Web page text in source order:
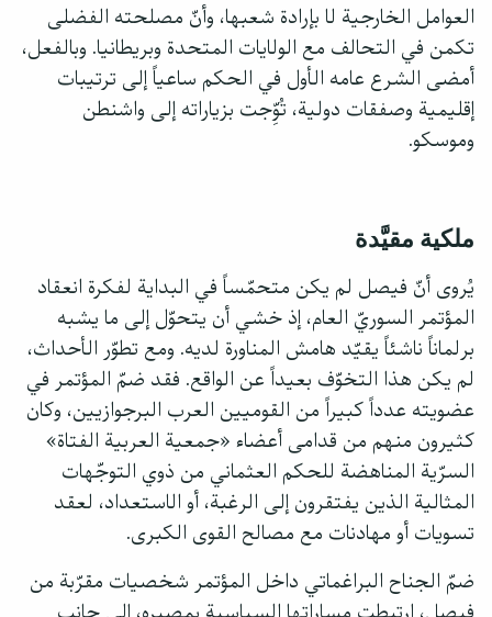
العوامل الخارجية لا بإرادة شعبها، وأنّ مصلحته الفضلى
تكمن في التحالف مع الولايات المتحدة وبريطانيا. وبالفعل،
أمضى الشرع عامه الأول في الحكم ساعياً إلى ترتيبات
إقليمية وصفقات دولية، تُوِّجت بزياراته إلى واشنطن
وموسكو.
ملكية مقيَّدة
يُروى أنّ فيصل لم يكن متحمّساً في البداية لفكرة انعقاد
المؤتمر السوريّ العام، إذ خشي أن يتحوّل إلى ما يشبه
برلماناً ناشئاً يقيّد هامش المناورة لديه. ومع تطوّر الأحداث،
لم يكن هذا التخوّف بعيداً عن الواقع. فقد ضمّ المؤتمر في
عضويته عدداً كبيراً من القوميين العرب البرجوازيين، وكان
كثيرون منهم من قدامى أعضاء «جمعية العربية الفتاة»
السرّية المناهضة للحكم العثماني من ذوي التوجّهات
المثالية الذين يفتقرون إلى الرغبة، أو الاستعداد، لعقد
تسويات أو مهادنات مع مصالح القوى الكبرى.
ضمّ الجناح البراغماتي داخل المؤتمر شخصيات مقرّبة من